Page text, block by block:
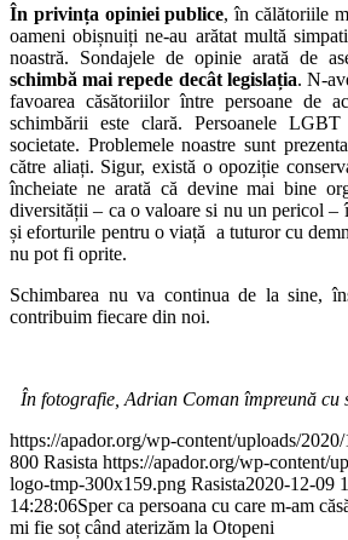
În privința opiniei publice, în călătoriile
oameni obișnuiți ne-au arătat multă
noastră. Sondajele de opinie arată de
schimbă mai repede decât legislația. N-
favoarea căsătoriilor între persoane de
schimbării este clară. Persoanele
societate. Problemele noastre sunt
către aliați. Sigur, există o opoziție
încheiate ne arată că devine mai bine
diversității – ca o valoare si nu un pericol –
și eforturile pentru o viață a tuturor cu
nu pot fi oprite.
Schimbarea nu va continua de la sine,
contribuim fiecare din noi.
În fotografie, Adrian Coman împreună
https://apador.org/wp-content/uploads/
800 Rasista https://apador.org/wp-content/
logo-tmp-300x159.png Rasista2020-12-09
14:28:06Sper ca persoana cu care m-am
mi fie soț când aterizăm la Otopeni